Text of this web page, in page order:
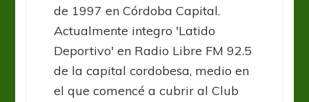
de 1997 en Córdoba Capital.
Actualmente integro 'Latido
Deportivo' en Radio Libre FM 92.5
de la capital cordobesa, medio en
el que comencé a cubrir al Club